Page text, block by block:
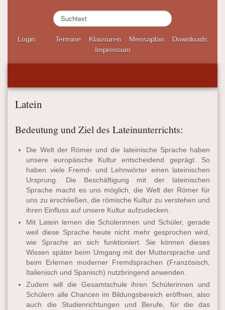
S
u
c
n
.
Login Termine Klausuren Mensaplan
Downloads
Impressum
Latein
Bedeutung und Ziel des Lateinunterrichts:
Die Welt der Römer und die lateinische Sprache haben
unsere euro­päische Kultur ent­scheidend geprägt. So
haben viele Fremd- und Lehnwörter einen lateinischen
Ursprung. Die Beschäfti­gung mit der lateinischen
Sprache macht es uns möglich, die Welt der Römer für
uns zu erschließen, die römische Kultur zu verstehen und
ihren Einfluss auf unsere Kultur aufzu­decken.
Mit Latein lernen die Schülerinnen und Schüler, gerade
weil diese Sprache heute nicht mehr gesprochen wird,
wie Sprache an sich funktioniert. Sie können dieses
Wissen später beim Umgang mit der Muttersprache und
beim Erlernen moderner Fremdsprachen (Französisch,
Italienisch und Spanisch) nutzbringend anwenden.
Zudem will die Gesamtschule ihren Schülerinnen und
Schülern alle Chancen im Bildungsbereich eröffnen, also
auch die Studienrichtungen und Berufe, für die das